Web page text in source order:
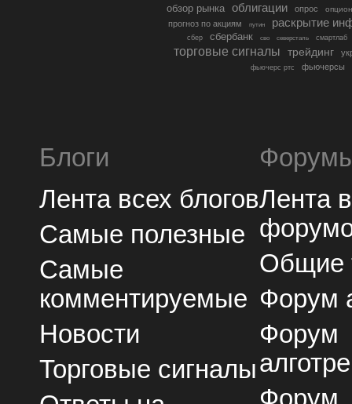
обзор рынка облигации опрос
прогноз по акциям путин раскрытие
сбер сбербанк сво северсталь смартлаб
торговые сигналы трейдинг
фьючерс ртс фьючерсы
Блоги
Лента всех блогов
Самые полезные
Самые
комментируемые
Новости
Торговые сигналы
Лента
Общие
Форум
Форум
Форум